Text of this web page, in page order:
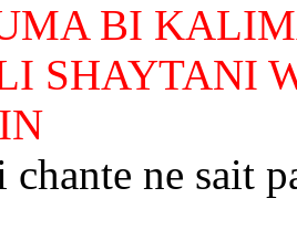
BI
SHAYTANI
chante ne sait